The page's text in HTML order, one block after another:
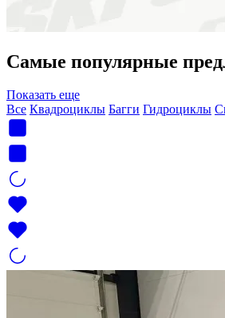
Самые популярные
Показать еще
Все Квадроциклы Багги Гидроциклы